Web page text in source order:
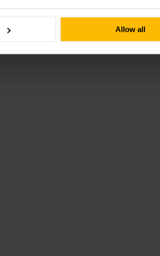
Allow all